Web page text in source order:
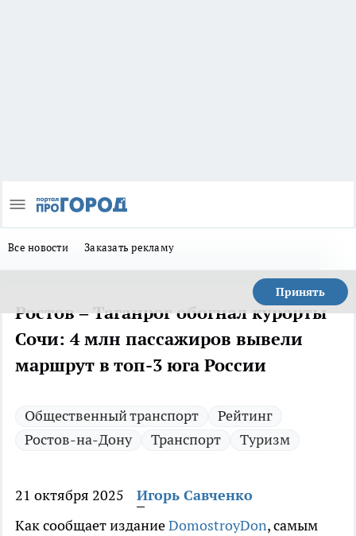
Все новости Заказать рекламу
Принять
Ростов – Таганрог обогнал курорты
Сочи: 4 млн пассажиров вывели
маршрут в топ-3 юга России
Общественный транспорт
Рейтинг
Ростов-на-Дону
Транспорт Туризм
21 октября 2025
Игорь Савченко
Как сообщает изданиеDomostroyDon, самым